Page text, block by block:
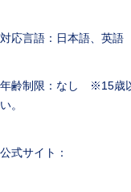
対応言語：日本語、英語
年齢制限：なし ※15歳
い。
公式サイト：